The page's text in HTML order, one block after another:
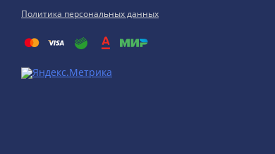
Политика персональных данных